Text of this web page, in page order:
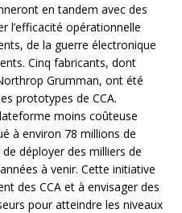
en tandem avec des
l’efficacité opérationnelle
de la guerre électronique
Cinq fabricants, dont
Grumman, ont été
prototypes de CCA.
moins coûteuse
à environ 78 millions de
déployer des milliers de
à venir. Cette initiative
des CCA et à envisager des
pour atteindre les niveaux